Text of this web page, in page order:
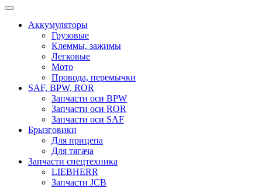
Аккумуляторы
Грузовые
Клеммы, зажимы
Легковые
Мото
Провода, перемычки
SAF, BPW, ROR
Запчасти оси BPW
Запчасти оси ROR
Запчасти оси SAF
Брызговики
Для прицепа
Для тягача
Запчасти спецтехника
LIEBHERR
Запчасти JCB